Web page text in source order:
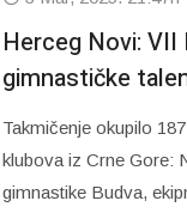
Herceg Novi:
gimnastičke
Takmičenje okupilo
klubova iz Crne Gore:
gimnastike Budva,